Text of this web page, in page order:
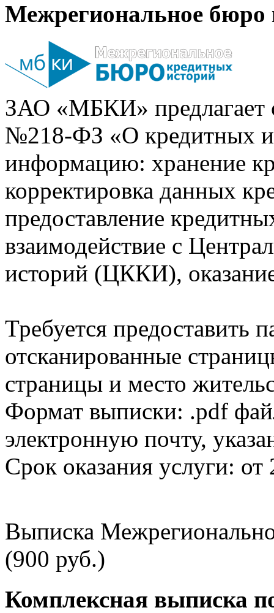
Межрегиональное бюро
ЗАО «МБКИ» предлагает
№218-ФЗ «О кредитных
информацию: хранение
корректировка данных
предоставление
взаимодействие с
историй (ЦККИ),
Требуется предоставить
отсканированные
страницы и место
Формат выписки: .pdf
электронную почту,
Срок оказания услуги: от
Выписка
(900 руб.)
Комплексная выписка